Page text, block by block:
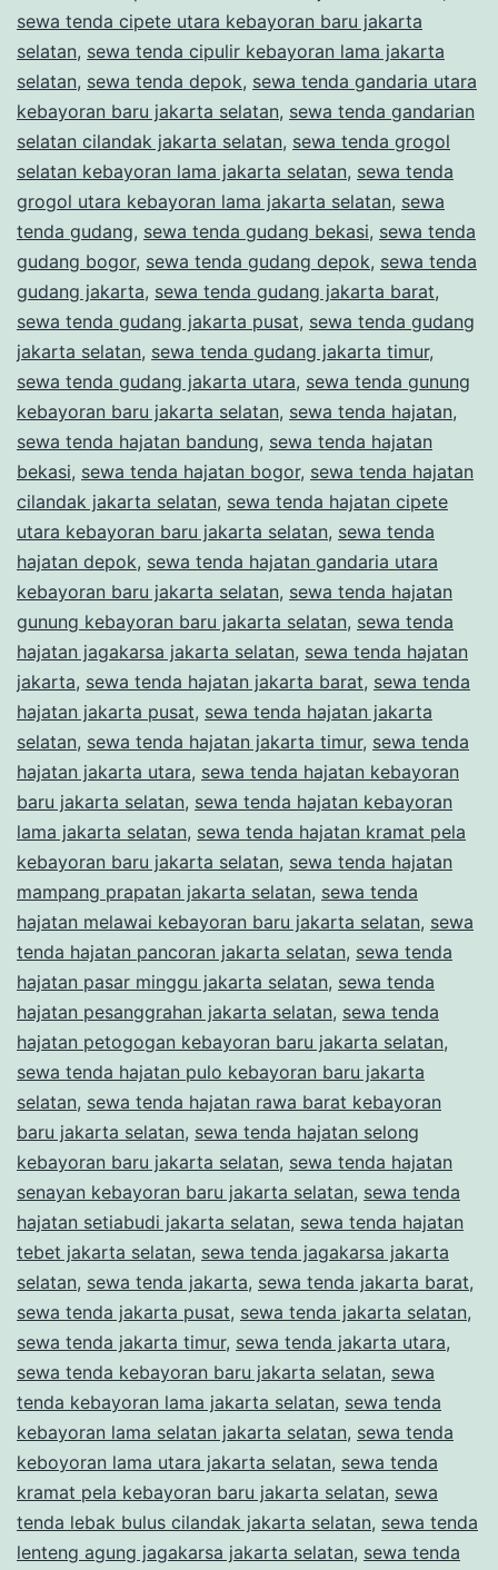
sewa tenda cipete utara kebayoran baru jakarta
selatan, sewa tenda cipulir kebayoran lama jakarta
selatan, sewa tenda depok, sewa tenda gandaria utara
kebayoran baru jakarta selatan, sewa tenda gandarian
selatan cilandak jakarta selatan, sewa tenda grogol
selatan kebayoran lama jakarta selatan, sewa tenda
grogol utara kebayoran lama jakarta selatan, sewa
tenda gudang, sewa tenda gudang bekasi, sewa tenda
gudang bogor, sewa tenda gudang depok, sewa tenda
gudang jakarta, sewa tenda gudang jakarta barat,
sewa tenda gudang jakarta pusat, sewa tenda gudang
jakarta selatan, sewa tenda gudang jakarta timur,
sewa tenda gudang jakarta utara, sewa tenda gunung
kebayoran baru jakarta selatan, sewa tenda hajatan,
sewa tenda hajatan bandung, sewa tenda hajatan
bekasi, sewa tenda hajatan bogor, sewa tenda hajatan
cilandak jakarta selatan, sewa tenda hajatan cipete
utara kebayoran baru jakarta selatan, sewa tenda
hajatan depok, sewa tenda hajatan gandaria utara
kebayoran baru jakarta selatan, sewa tenda hajatan
gunung kebayoran baru jakarta selatan, sewa tenda
hajatan jagakarsa jakarta selatan, sewa tenda hajatan
jakarta, sewa tenda hajatan jakarta barat, sewa tenda
hajatan jakarta pusat, sewa tenda hajatan jakarta
selatan, sewa tenda hajatan jakarta timur, sewa tenda
hajatan jakarta utara, sewa tenda hajatan kebayoran
baru jakarta selatan, sewa tenda hajatan kebayoran
lama jakarta selatan, sewa tenda hajatan kramat pela
kebayoran baru jakarta selatan, sewa tenda hajatan
mampang prapatan jakarta selatan, sewa tenda
hajatan melawai kebayoran baru jakarta selatan, sewa
tenda hajatan pancoran jakarta selatan, sewa tenda
hajatan pasar minggu jakarta selatan, sewa tenda
hajatan pesanggrahan jakarta selatan, sewa tenda
hajatan petogogan kebayoran baru jakarta selatan,
sewa tenda hajatan pulo kebayoran baru jakarta
selatan, sewa tenda hajatan rawa barat kebayoran
baru jakarta selatan, sewa tenda hajatan selong
kebayoran baru jakarta selatan, sewa tenda hajatan
senayan kebayoran baru jakarta selatan, sewa tenda
hajatan setiabudi jakarta selatan, sewa tenda hajatan
tebet jakarta selatan, sewa tenda jagakarsa jakarta
selatan, sewa tenda jakarta, sewa tenda jakarta barat,
sewa tenda jakarta pusat, sewa tenda jakarta selatan,
sewa tenda jakarta timur, sewa tenda jakarta utara,
sewa tenda kebayoran baru jakarta selatan, sewa
tenda kebayoran lama jakarta selatan, sewa tenda
kebayoran lama selatan jakarta selatan, sewa tenda
keboyoran lama utara jakarta selatan, sewa tenda
kramat pela kebayoran baru jakarta selatan, sewa
tenda lebak bulus cilandak jakarta selatan, sewa tenda
lenteng agung jagakarsa jakarta selatan, sewa tenda